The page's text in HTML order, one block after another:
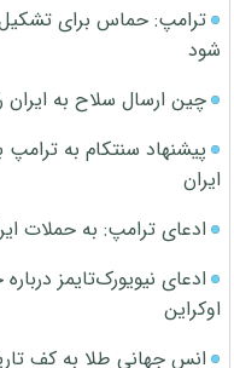
ترامپ: حماس برای
شود
چین ارسال سلاح به ایران
پیشنهاد سنتکام به
ایران
ادعای ترامپ: به حملات
ادعای نیویورک‌تایمز
اوکراین
انس جهانی طلا به کف